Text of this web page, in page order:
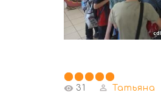
31 Татьяна